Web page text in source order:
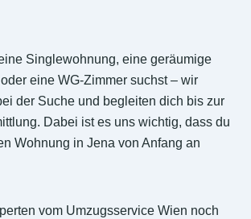
Singlewohnung, eine geräumige
eine WG-Zimmer suchst – wir
der Suche und begleiten dich bis zur
Dabei ist es uns wichtig, dass du
Wohnung in Jena von Anfang an
vom Umzugsservice Wien noch